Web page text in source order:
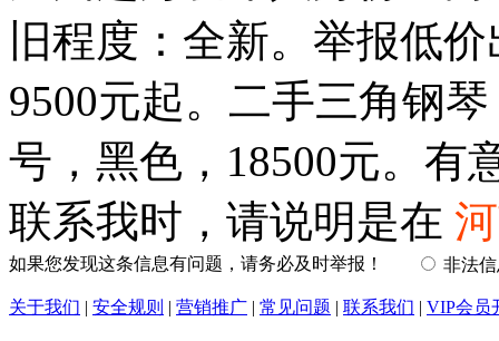
旧程度：全新。举报低
9500元起。二手三角钢
号，黑色，18500元。有
联系我时，请说明是在
如果您发现这条信息有问题，请务必及时举报！ 非法
关于我们 | 安全规则 | 营销推广 | 常见问题 | 联系我们 | VIP会员